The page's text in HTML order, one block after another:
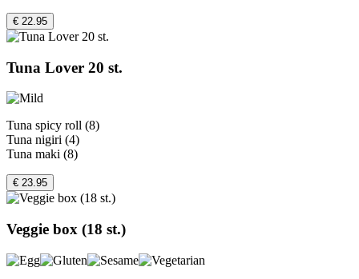
€ 22.95
Tuna Lover 20 st.
Tuna spicy roll (8)
Tuna nigiri (4)
Tuna maki (8)
€ 23.95
Veggie box (18 st.)